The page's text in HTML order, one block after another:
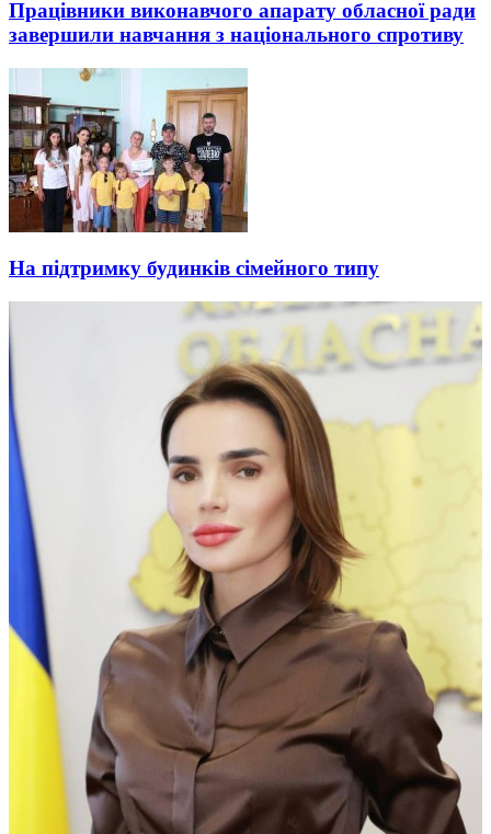
Працівники виконавчого апарату обласної ради
завершили навчання з національного спротиву
На підтримку будинків сімейного типу